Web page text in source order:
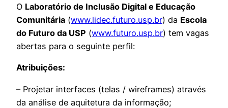
O Laboratório de Inclusão Digital e Educação
Comunitária (www.lidec.futuro.usp.br) da Escola
do Futuro da USP (www.futuro.usp.br) tem vagas
abertas para o seguinte perfil:
Atribuições:
– Projetar interfaces (telas / wireframes) através
da análise de aquitetura da informação;